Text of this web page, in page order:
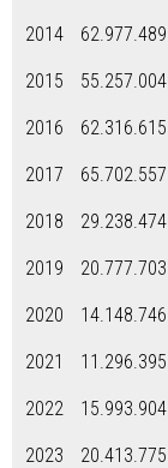
2014
62.977.489
2015
55.257.004
2016
62.316.615
2017
65.702.557
2018
29.238.474
2019
20.777.703
2020
14.148.746
2021
11.296.395
2022
15.993.904
2023
20.413.775